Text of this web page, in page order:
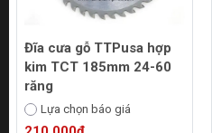
Đĩa cưa gỗ TTPusa hợp
kim TCT 185mm 24-60
răng
Lựa chọn báo giá